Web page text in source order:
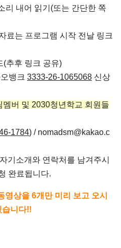
리 내어 읽기 (또는 간단한 쪽
료는 프로그램 시작 전날 링크
(추후 링크 공유)
뱅크 3333-26-1065068 신상
멤버 및 2030청년학교 회원들
1784) / nomadsm@kakao.c
기소개와 연락처를 남겨주시
완료됩니다.
영상을 6개만 미리 보고 오시
습니다!!